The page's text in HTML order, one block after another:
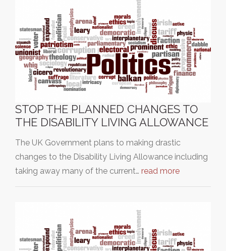
STOP THE PLANNED CHANGES TO
THE DISABILITY LIVING ALLOWANCE
The UK Government plans to making drastic
changes to the Disability Living Allowance including
taking away many of the current… read more